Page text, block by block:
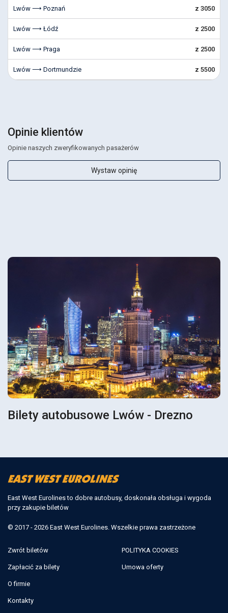
Lwów ⟶ Poznań z 3050
Lwów ⟶ Łódź z 2500
Lwów ⟶ Praga z 2500
Lwów ⟶ Dortmundzie z 5500
Opinie klientów
Opinie naszych zweryfikowanych pasażerów
Wystaw opinię
Bilety autobusowe Lwów - Drezno
East West Eurolines to dobre autobusy, doskonała obsługa i wygoda
przy zakupie biletów
© 2017 - 2026 East West Eurolines. Wszelkie prawa zastrzeżone
Zwrót biletów
Zapłacić za bilety
O firmie
Kontakty
POLITYKA COOKIES
Umowa oferty